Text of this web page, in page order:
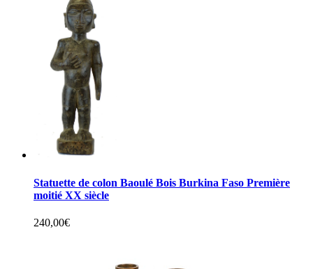
Statuette de colon Baoulé Bois Burkina Faso Première
moitié XX siècle
240,00€